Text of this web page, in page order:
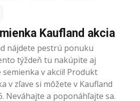
Kaufland akcia
nájdete pestrú ponuku
týždeň tu nakúpite aj
v akcii! Produkt
v zľave si môžete v Kaufland
Neváhajte a poponáhľajte sa.